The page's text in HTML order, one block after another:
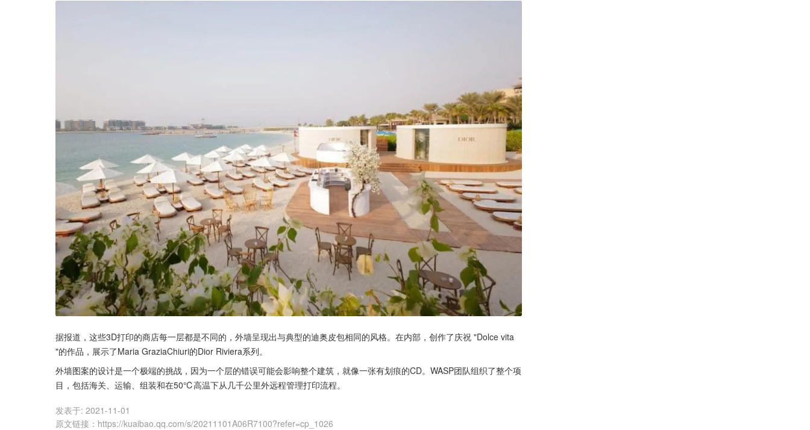
据报道，这些3D打印的商店每一层都是不同的，外墙呈现出与典型的迪奥皮包相同的风格。在内部，创作了庆祝 "Dolce vita
"的作品，展示了Maria GraziaChiuri的Dior Riviera系列。
外墙图案的设计是一个极端的挑战，因为一个层的错误可能会影响整个建筑，就像一张有划痕的CD。WASP团队组织了整个项
目，包括海关、运输、组装和在50℃高温下从几千公里外远程管理打印流程。
发表于: 2021-11-01
原文链接 ： https://kuaibao.qq.com/s/20211101A06R7100?refer=cp_1026